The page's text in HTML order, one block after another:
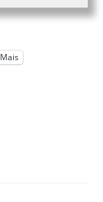
Mais